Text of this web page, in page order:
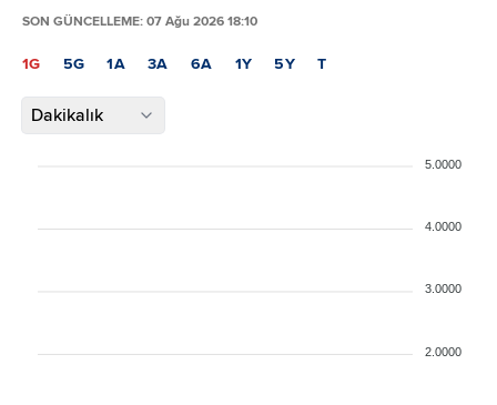
SON GÜNCELLEME: 07 Ağu 2026 18:10
1G 5G 1A 3A 6A 1Y 5Y T
Dakikalık
5.0000
4.0000
3.0000
2.0000